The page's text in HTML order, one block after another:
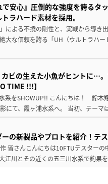
で安心』圧倒的な強度を誇るタ
ラハード素材を採用。
による不撓の剛性と、実戦から導き
大な信頼を誇る「UH（ウルトラハ
カビの生えた小魚がヒントに…
TIME !!!】
系をSHOWUP!! こんにちは！ 鈴木
影にて、霞ヶ浦水系へ。 当初、テー
の新製品やプロトを紹介！テ
皆さんこんにちは10FTUテスター
江川とその近くの五三川水系で釣果